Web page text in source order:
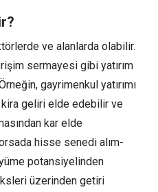
ve alanlarda olabilir.
sermayesi gibi yatırım
gayrimenkul yatırımı
geliri elde edebilir ve
kar elde
hisse senedi alım-
potansiyelinden
üzerinden getiri